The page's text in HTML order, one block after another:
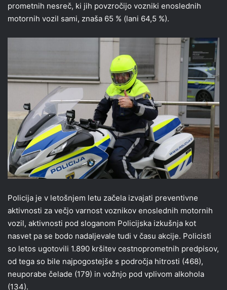
prometnih nesreč, ki jih povzročijo vozniki enoslednih
motornih vozil sami, znaša 65 % (lani 64,5 %).
Policija je v letošnjem letu začela izvajati preventivne
aktivnosti za večjo varnost voznikov enoslednih motornih
vozil, aktivnosti pod sloganom Policijska izkušnja kot
nasvet pa se bodo nadaljevale tudi v času akcije. Policisti
so letos ugotovili 1.890 kršitev cestnoprometnih predpisov,
od tega so bile najpogostejše s področja hitrosti (468),
neuporabe čelade (179) in vožnjo pod vplivom alkohola
(134).